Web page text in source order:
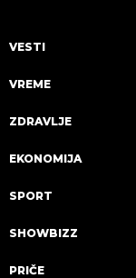
VESTI
VREME
ZDRAVLJE
EKONOMIJA
SPORT
SHOWBIZZ
PRIČE